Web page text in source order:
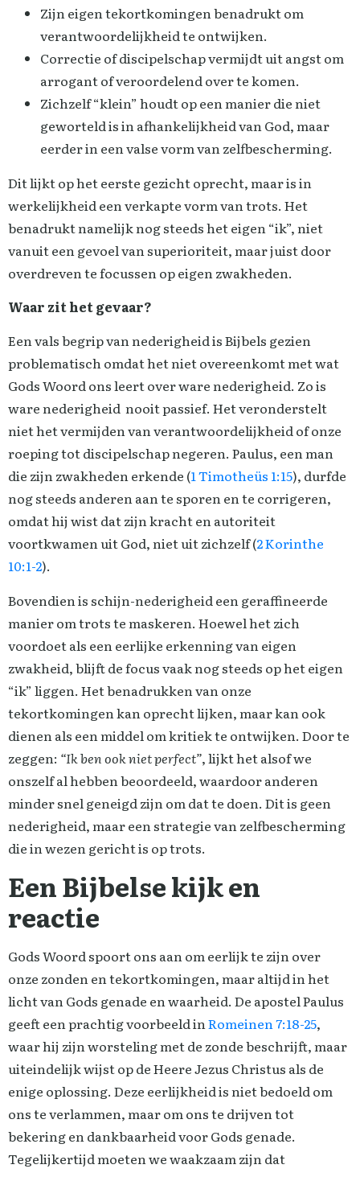
Zijn eigen tekortkomingen benadrukt om
verantwoordelijkheid te ontwijken.
Correctie of discipelschap vermijdt uit angst om
arrogant of veroordelend over te komen.
Zichzelf “klein” houdt op een manier die niet
geworteld is in afhankelijkheid van God, maar
eerder in een valse vorm van zelfbescherming.
Dit lijkt op het eerste gezicht oprecht, maar is in
werkelijkheid een verkapte vorm van trots. Het
benadrukt namelijk nog steeds het eigen “ik”, niet
vanuit een gevoel van superioriteit, maar juist door
overdreven te focussen op eigen zwakheden.
Waar zit het gevaar?
Een vals begrip van nederigheid is Bijbels gezien
problematisch omdat het niet overeenkomt met wat
Gods Woord ons leert over ware nederigheid. Zo is
ware nederigheid nooit passief. Het veronderstelt
niet het vermijden van verantwoordelijkheid of onze
roeping tot discipelschap negeren. Paulus, een man
die zijn zwakheden erkende (1 Timotheüs 1:15), durfde
nog steeds anderen aan te sporen en te corrigeren,
omdat hij wist dat zijn kracht en autoriteit
voortkwamen uit God, niet uit zichzelf (2 Korinthe
10:1-2).
Bovendien is schijn-nederigheid een geraffineerde
manier om trots te maskeren. Hoewel het zich
voordoet als een eerlijke erkenning van eigen
zwakheid, blijft de focus vaak nog steeds op het eigen
“ik” liggen. Het benadrukken van onze
tekortkomingen kan oprecht lijken, maar kan ook
dienen als een middel om kritiek te ontwijken. Door te
zeggen: “Ik ben ook niet perfect”, lijkt het alsof we
onszelf al hebben beoordeeld, waardoor anderen
minder snel geneigd zijn om dat te doen. Dit is geen
nederigheid, maar een strategie van zelfbescherming
die in wezen gericht is op trots.
Een Bijbelse kijk en
reactie
Gods Woord spoort ons aan om eerlijk te zijn over
onze zonden en tekortkomingen, maar altijd in het
licht van Gods genade en waarheid. De apostel Paulus
geeft een prachtig voorbeeld inRomeinen 7:18-25,
waar hij zijn worsteling met de zonde beschrijft, maar
uiteindelijk wijst op de Heere Jezus Christus als de
enige oplossing. Deze eerlijkheid is niet bedoeld om
ons te verlammen, maar om ons te drijven tot
bekering en dankbaarheid voor Gods genade.
Tegelijkertijd moeten we waakzaam zijn dat